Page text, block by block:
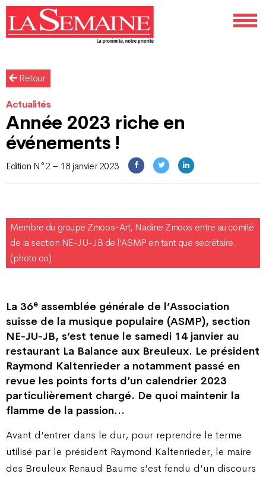
Retour
Actualités
Année 2023 riche en
événements !
Edition N°2 – 18 janvier 2023
Membre du groupe Zmoos-Art, Nadine Zmoos entre au comité
de la section NE-JU-JB de l’ASMP en tant que secrétaire.
(photo oo)
La 36e assemblée générale de l’Association
suisse de la musique populaire (ASMP), section
NE-JU-JB, s’est tenue le samedi 14 janvier au
restaurant La Balance aux Breuleux. Le président
Raymond Kaltenrieder a notamment passé en
revue les points forts d’un calendrier 2023
particulièrement chargé. De quoi maintenir la
flamme de la passion…
Avant d’entrer dans le dur, pour reprendre le terme
utilisé par le président Raymond Kaltenrieder, le maire
des Breuleux Renaud Baume s’est fendu d’un discours